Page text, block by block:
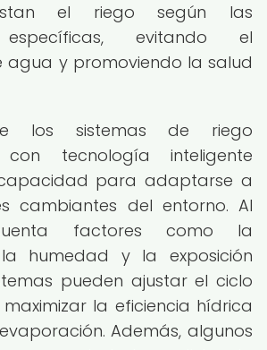
el riego según las
específicas, evitando el
agua y promoviendo la salud
los sistemas de riego
tecnología inteligente
para adaptarse a
cambiantes del entorno. Al
factores como la
humedad y la exposición
pueden ajustar el ciclo
la eficiencia hídrica
Además, algunos